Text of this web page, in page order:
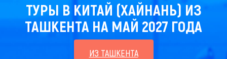
ТУРЫ В КИТАЙ (ХАЙНАНЬ) ИЗ
ТАШКЕНТА НА МАЙ 2027 ГОДА
ИЗ ТАШКЕНТА